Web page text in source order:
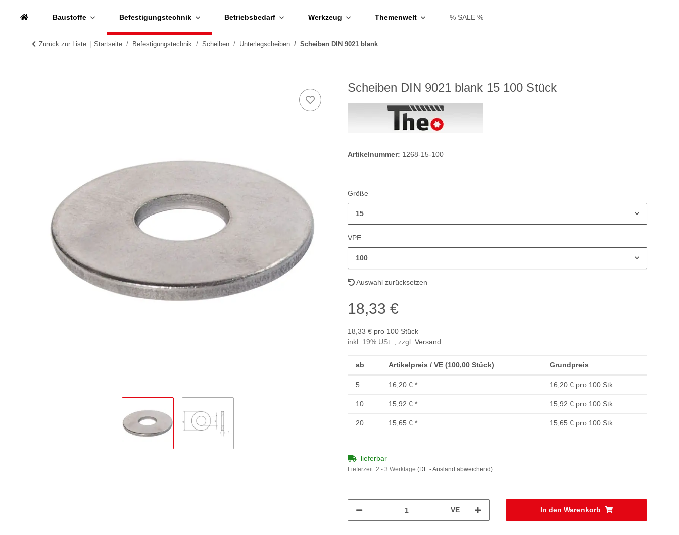
Baustoffe Befestigungstechnik Betriebsbedarf Werkzeug Themenwelt % SALE %
Zurück zur Liste Startseite Befestigungstechnik Scheiben Unterlegscheiben Scheiben DIN 9021 blank
Scheiben DIN 9021 blank 15 100 Stück
Artikelnummer: 1268-15-100
Größe
15
VPE
100
Auswahl zurücksetzen
18,33 €
18,33 € pro 100 Stück
inkl. 19% USt. , zzgl. Versand
ab Artikelpreis / VE (100,00 Stück) Grundpreis
5 16,20 € * 16,20 € pro 100 Stk
10 15,92 € * 15,92 € pro 100 Stk
20 15,65 € * 15,65 € pro 100 Stk
lieferbar
Lieferzeit: 2 - 3 Werktage (DE - Ausland abweichend)
VE In den Warenkorb